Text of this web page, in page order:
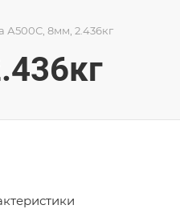
А500С, 8мм, 2.436кг